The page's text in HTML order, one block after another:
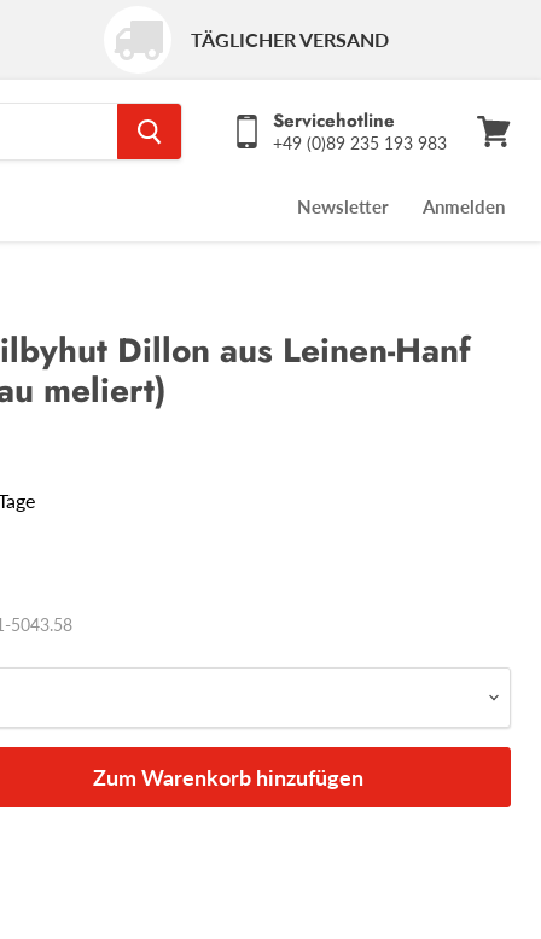
TÄGLICHER VERSAND
Servicehotline
+49 (0)89 235 193 983
Newsletter Anmelden
Dillon aus Leinen-Hanf
meliert)
5043.58
Zum Warenkorb hinzufügen